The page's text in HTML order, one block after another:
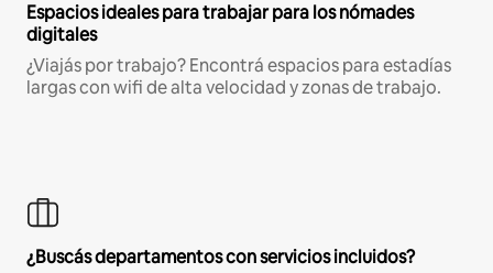
Espacios ideales para trabajar para los nómades
digitales
¿Viajás por trabajo? Encontrá espacios para estadías
largas con wifi de alta velocidad y zonas de trabajo.
¿Buscás departamentos con servicios incluidos?